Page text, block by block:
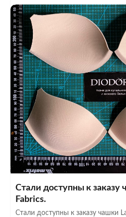
Стали доступны к заказу
Fabrics.
Стали доступны к заказу чашки